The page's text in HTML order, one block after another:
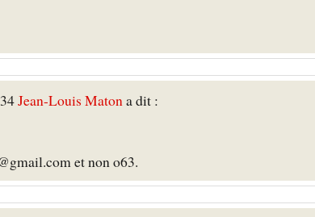
Jean-Louis Matona dit :
et non o63.